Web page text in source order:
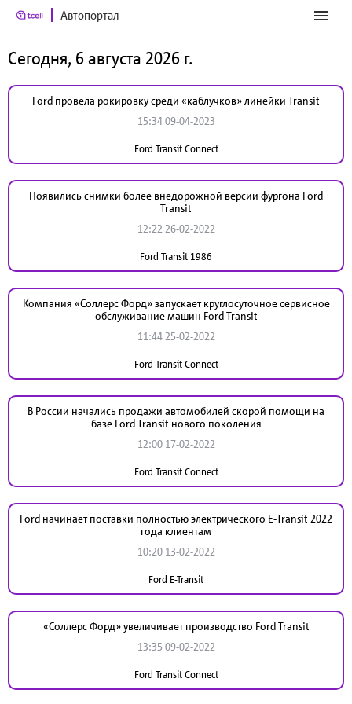
Автопортал
Сегодня, 6 августа 2026 г.
Ford провела рокировку среди «каблучков» линейки Transit
15:34 09-04-2023
Ford Transit Connect
Появились снимки более внедорожной версии фургона Ford
Transit
12:22 26-02-2022
Ford Transit 1986
Компания «Соллерс Форд» запускает круглосуточное сервисное
обслуживание машин Ford Transit
11:44 25-02-2022
Ford Transit Connect
В России начались продажи автомобилей скорой помощи на
базе Ford Transit нового поколения
12:00 17-02-2022
Ford Transit Connect
Ford начинает поставки полностью электрического E-Transit 2022
года клиентам
10:20 13-02-2022
Ford E-Transit
«Соллерс Форд» увеличивает производство Ford Transit
13:35 09-02-2022
Ford Transit Connect